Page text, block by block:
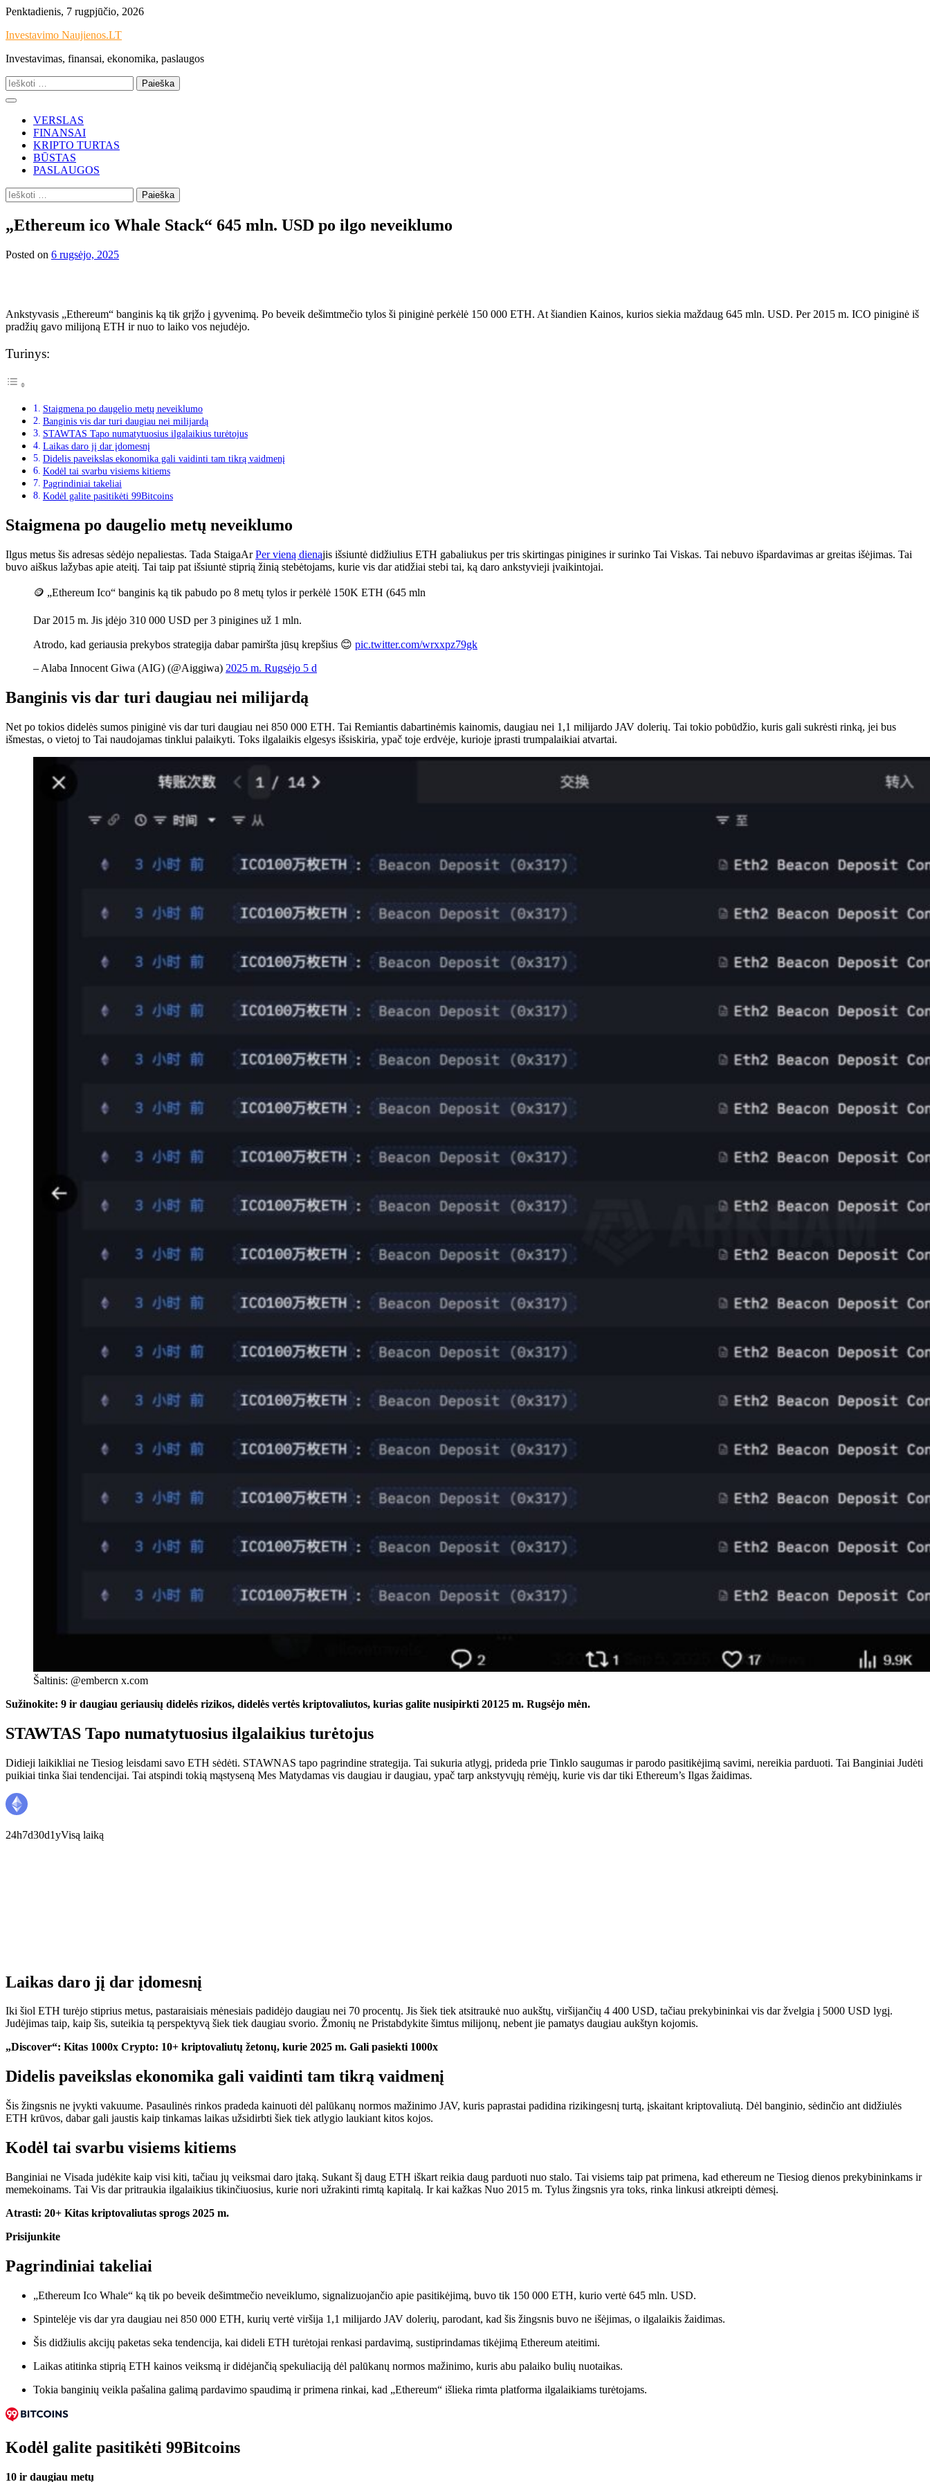
Skip
content
Penktadienis, 7 rugpjūčio, 2026
Investavimo Naujienos.LT
Investavimas, finansai, ekonomika, paslaugos
Ieškoti:
VERSLAS
FINANSAI
KRIPTO TURTAS
BŪSTAS
PASLAUGOS
Ieškoti:
„Ethereum ico Whale Stack“ 645 mln. USD po ilgo neveiklumo
Posted on 6 rugsėjo, 2025
Ankstyvasis „Ethereum“ banginis ką tik grįžo į gyvenimą. Po beveik dešimtmečio tylos ši piniginė perkėlė 150 000 ETH. At šiandien Kainos, kurios siekia maždaug 645 mln. USD. Per 2015 m. ICO piniginė iš
pradžių gavo milijoną ETH ir nuo to laiko vos nejudėjo.
Turinys:
Staigmena po daugelio metų neveiklumo
Banginis vis dar turi daugiau nei milijardą
STAWTAS Tapo numatytuosius ilgalaikius turėtojus
Laikas daro jį dar įdomesnį
Didelis paveikslas ekonomika gali vaidinti tam tikrą vaidmenį
Kodėl tai svarbu visiems kitiems
Pagrindiniai takeliai
Kodėl galite pasitikėti 99Bitcoins
Staigmena po daugelio metų neveiklumo
Ilgus metus šis adresas sėdėjo nepaliestas. Tada StaigaArPer vieną dienąjis išsiuntė didžiulius ETH gabaliukus per tris skirtingas pinigines ir surinko Tai Viskas. Tai nebuvo išpardavimas ar greitas išėjimas. Tai
buvo aiškus lažybas apie ateitį. Tai taip pat išsiuntė stiprią žinią stebėtojams, kurie vis dar atidžiai stebi tai, ką daro ankstyvieji įvaikintojai.
🪙 „Ethereum Ico“ banginis ką tik pabudo po 8 metų tylos ir perkėlė 150K ETH (645 mln
Dar 2015 m. Jis įdėjo 310 000 USD per 3 pinigines už 1 mln.
Atrodo, kad geriausia prekybos strategija dabar pamiršta jūsų krepšius 😊 pic.twitter.com/wrxxpz79gk
– Alaba Innocent Giwa (AIG) (@Aiggiwa) 2025 m. Rugsėjo 5 d
Banginis vis dar turi daugiau nei milijardą
Net po tokios didelės sumos piniginė vis dar turi daugiau nei 850 000 ETH. Tai Remiantis dabartinėmis kainomis, daugiau nei 1,1 milijardo JAV dolerių. Tai tokio pobūdžio, kuris gali sukrėsti rinką, jei bus
išmestas, o vietoj to Tai naudojamas tinklui palaikyti. Toks ilgalaikis elgesys išsiskiria, ypač toje erdvėje, kurioje įprasti trumpalaikiai atvartai.
Šaltinis: @embercn x.com
Sužinokite: 9 ir daugiau geriausių didelės rizikos, didelės vertės kriptovaliutos, kurias galite nusipirkti 20125 m. Rugsėjo mėn.
STAWTAS Tapo numatytuosius ilgalaikius turėtojus
Didieji laikikliai ne Tiesiog leisdami savo ETH sėdėti. STAWNAS tapo pagrindine strategija. Tai sukuria atlygį, prideda prie Tinklo saugumas ir parodo pasitikėjimą savimi, nereikia parduoti. Tai Banginiai Judėti
puikiai tinka šiai tendencijai. Tai atspindi tokią mąstyseną Mes Matydamas vis daugiau ir daugiau, ypač tarp ankstyvųjų rėmėjų, kurie vis dar tiki Ethereum’s Ilgas žaidimas.
24h7d30d1yVisą laiką
Laikas daro jį dar įdomesnį
Iki šiol ETH turėjo stiprius metus, pastaraisiais mėnesiais padidėjo daugiau nei 70 procentų. Jis šiek tiek atsitraukė nuo aukštų, viršijančių 4 400 USD, tačiau prekybininkai vis dar žvelgia į 5000 USD lygį.
Judėjimas taip, kaip šis, suteikia tą perspektyvą šiek tiek daugiau svorio. Žmonių ne Pristabdykite šimtus milijonų, nebent jie pamatys daugiau aukštyn kojomis.
„Discover“: Kitas 1000x Crypto: 10+ kriptovaliutų žetonų, kurie 2025 m. Gali pasiekti 1000x
Didelis paveikslas ekonomika gali vaidinti tam tikrą vaidmenį
Šis žingsnis ne įvykti vakuume. Pasaulinės rinkos pradeda kainuoti dėl palūkanų normos mažinimo JAV, kuris paprastai padidina rizikingesnį turtą, įskaitant kriptovaliutą. Dėl banginio, sėdinčio ant didžiulės
ETH krūvos, dabar gali jaustis kaip tinkamas laikas užsidirbti šiek tiek atlygio laukiant kitos kojos.
Kodėl tai svarbu visiems kitiems
Banginiai ne Visada judėkite kaip visi kiti, tačiau jų veiksmai daro įtaką. Sukant šį daug ETH iškart reikia daug parduoti nuo stalo. Tai visiems taip pat primena, kad ethereum ne Tiesiog dienos prekybininkams ir
memekoinams. Tai Vis dar pritraukia ilgalaikius tikinčiuosius, kurie nori užrakinti rimtą kapitalą. Ir kai kažkas Nuo 2015 m. Tylus žingsnis yra toks, rinka linkusi atkreipti dėmesį.
Atrasti: 20+ Kitas kriptovaliutas sprogs 2025 m.
Prisijunkite
Pagrindiniai takeliai
„Ethereum Ico Whale“ ką tik po beveik dešimtmečio neveiklumo, signalizuojančio apie pasitikėjimą, buvo tik 150 000 ETH, kurio vertė 645 mln. USD.
Spintelėje vis dar yra daugiau nei 850 000 ETH, kurių vertė viršija 1,1 milijardo JAV dolerių, parodant, kad šis žingsnis buvo ne išėjimas, o ilgalaikis žaidimas.
Šis didžiulis akcijų paketas seka tendencija, kai dideli ETH turėtojai renkasi pardavimą, sustiprindamas tikėjimą Ethereum ateitimi.
Laikas atitinka stiprią ETH kainos veiksmą ir didėjančią spekuliaciją dėl palūkanų normos mažinimo, kuris abu palaiko bulių nuotaikas.
Tokia banginių veikla pašalina galimą pardavimo spaudimą ir primena rinkai, kad „Ethereum“ išlieka rimta platforma ilgalaikiams turėtojams.
Kodėl galite pasitikėti 99Bitcoins
10 ir daugiau metų